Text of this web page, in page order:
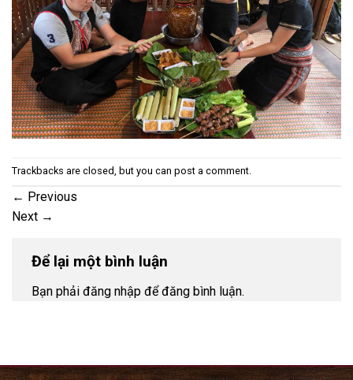
Trackbacks are closed, but you can post a comment.
← Previous
Next →
Để lại một bình luận
Bạn phải đăng nhập để đăng bình luận.